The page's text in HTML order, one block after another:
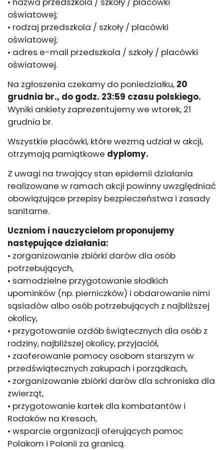
oświatowej;
• rodzaj przedszkola / szkoły / placówki
oświatowej;
• adres e-mail przedszkola / szkoły / placówki
oświatowej.
Na zgłoszenia czekamy do poniedziałku, 20
grudnia br., do godz. 23:59 czasu polskiego.
Wyniki ankiety zaprezentujemy we wtorek, 21
grudnia br.
Wszystkie placówki, które wezmą udział w akcji,
otrzymają pamiątkowe dyplomy.
Z uwagi na trwający stan epidemii działania
realizowane w ramach akcji powinny uwzględniać
obowiązujące przepisy bezpieczeństwa i zasady
sanitarne.
Uczniom i nauczycielom proponujemy
następujące działania:
• zorganizowanie zbiórki darów dla osób
potrzebujących,
• samodzielne przygotowanie słodkich
upominków (np. pierniczków) i obdarowanie nimi
sąsiadów albo osób potrzebujących z najbliższej
okolicy,
• przygotowanie ozdób świątecznych dla osób z
rodziny, najbliższej okolicy, przyjaciół,
• zaoferowanie pomocy osobom starszym w
przedświątecznych zakupach i porządkach,
• zorganizowanie zbiórki darów dla schroniska dla
zwierząt,
• przygotowanie kartek dla kombatantów i
Rodaków na Kresach,
• wsparcie organizacji oferujących pomoc
Polakom i Polonii za granicą.